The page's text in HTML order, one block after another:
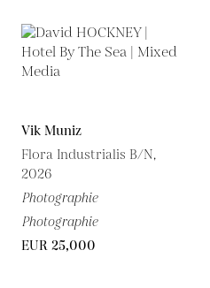
Vik Muniz
Flora Industrialis B/N,
2026
Photographie
Photographie
EUR 25,000